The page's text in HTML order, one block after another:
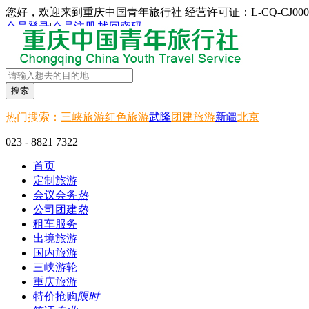
您好，欢迎来到重庆中国青年旅行社 经营许可证：L-CQ-
会员登录|会员注册|找回密码
搜索
热门搜索： 三峡旅游红色旅游武隆团建旅游新疆北京
023 - 8821 7322
首页
定制旅游
会议会务热
公司团建热
租车服务
出境旅游
国内旅游
三峡游轮
重庆旅游
特价抢购限时